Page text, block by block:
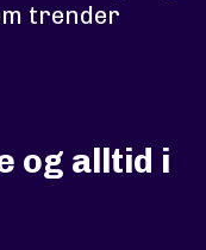
trender
og alltid i